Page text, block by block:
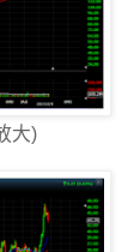
大)